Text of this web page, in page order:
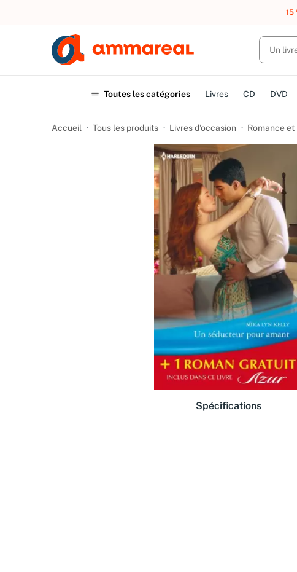
UN ACHAT,
Toutes les catégories Livres CD DVD
Accueil Tous les produits Livres d’occasion Romance
Spécifications